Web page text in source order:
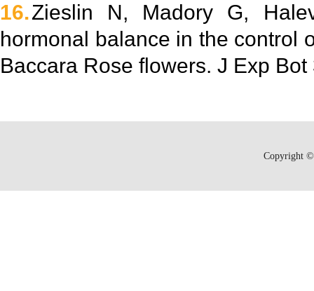
16.Zieslin N, Madory G,
hormonal balance in the control
Baccara Rose flowers. J Exp Bot
Copyright ©